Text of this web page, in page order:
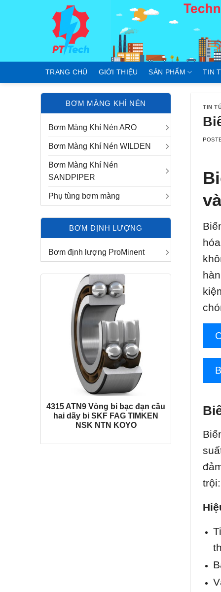
TRANG CHỦ GIỚI THIỆU SẢN PHẨM TIN
BƠM MÀNG KHÍ NÉN
Bơm Màng Khí Nén ARO
Bơm Màng Khí Nén WILDEN
Bơm Màng Khí Nén
SANDPIPER
Phụ tùng bơm màng
BƠM ĐỊNH LƯỢNG
Bơm định lượng ProMinent
4315 ATN9 Vòng bi bạc đạn cầu
hai dãy bi SKF FAG TIMKEN
NSK NTN KOYO
TIN
trội: